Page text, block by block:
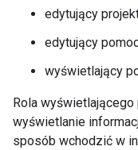
edytujący
edytujący
wyświetlający
Rola
wyświetlanie
sposób wchodzić w